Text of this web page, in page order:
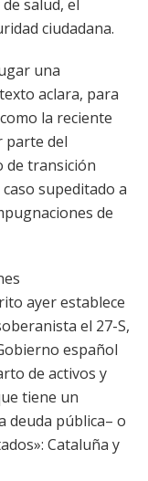
salud, el
ciudadana.
una
aclara, para
la reciente
parte del
de transición
supeditado a
de
ayer establece
el 27-S,
español
de activos y
tiene un
deuda pública– o
Cataluña y